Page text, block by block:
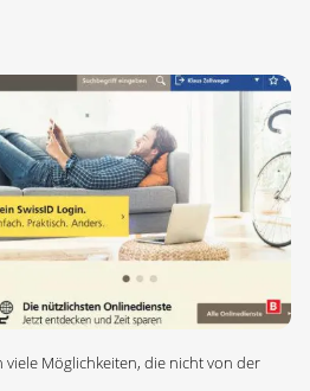
Möglichkeiten, die nicht von der